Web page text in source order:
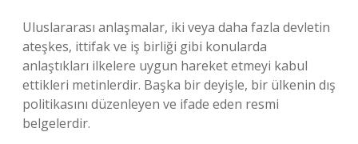
Uluslararası anlaşmalar, iki veya daha fazla devletin
ateşkes, ittifak ve iş birliği gibi konularda
anlaştıkları ilkelere uygun hareket etmeyi kabul
ettikleri metinlerdir. Başka bir deyişle, bir ülkenin dış
politikasını düzenleyen ve ifade eden resmi
belgelerdir.